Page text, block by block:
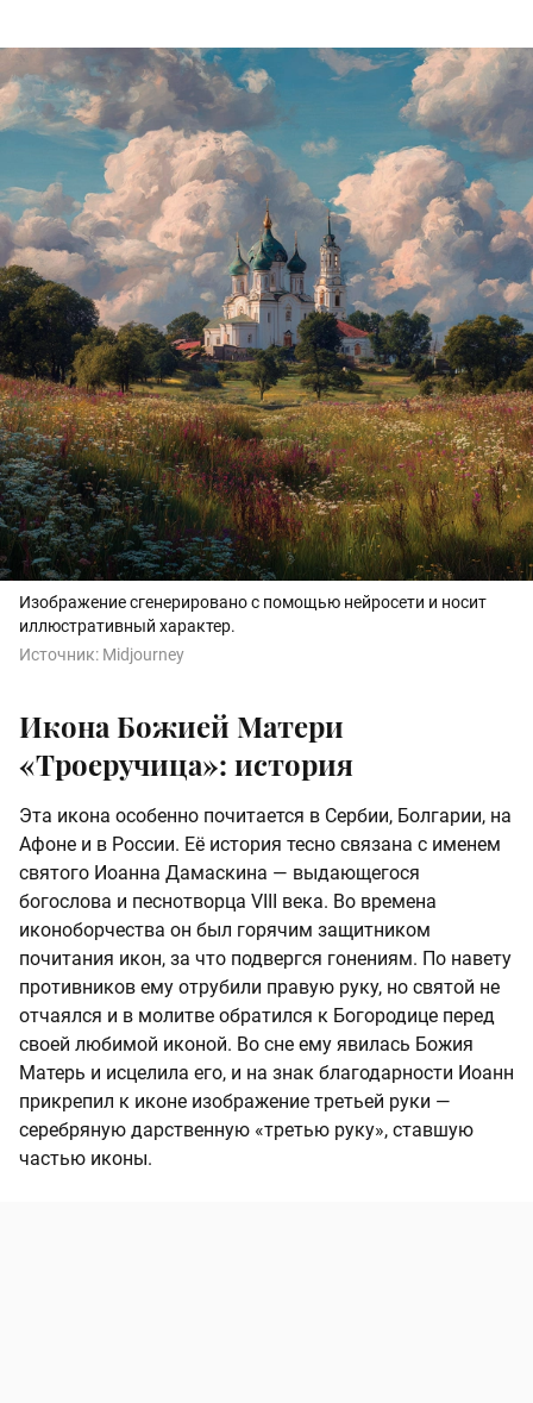
Изображение сгенерировано с помощью нейросети и носит
иллюстративный характер.
Источник: Midjourney
Икона Божией Матери
«Троеручица»: история
Эта икона особенно почитается в Сербии, Болгарии, на
Афоне и в России. Её история тесно связана с именем
святого Иоанна Дамаскина — выдающегося
богослова и песнотворца VIII века. Во времена
иконоборчества он был горячим защитником
почитания икон, за что подвергся гонениям. По навету
противников ему отрубили правую руку, но святой не
отчаялся и в молитве обратился к Богородице перед
своей любимой иконой. Во сне ему явилась Божия
Матерь и исцелила его, и на знак благодарности Иоанн
прикрепил к иконе изображение третьей руки —
серебряную дарственную «третью руку», ставшую
частью иконы.